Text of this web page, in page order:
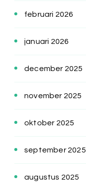
februari 2026
januari 2026
december 2025
november 2025
oktober 2025
september 2025
augustus 2025